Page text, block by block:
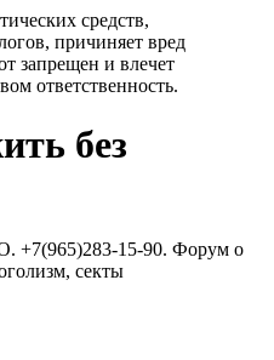
средств,
причиняет вред
запрещен и влечет
ответственность.
без
+7(965)283-15-90. Форум о
секты